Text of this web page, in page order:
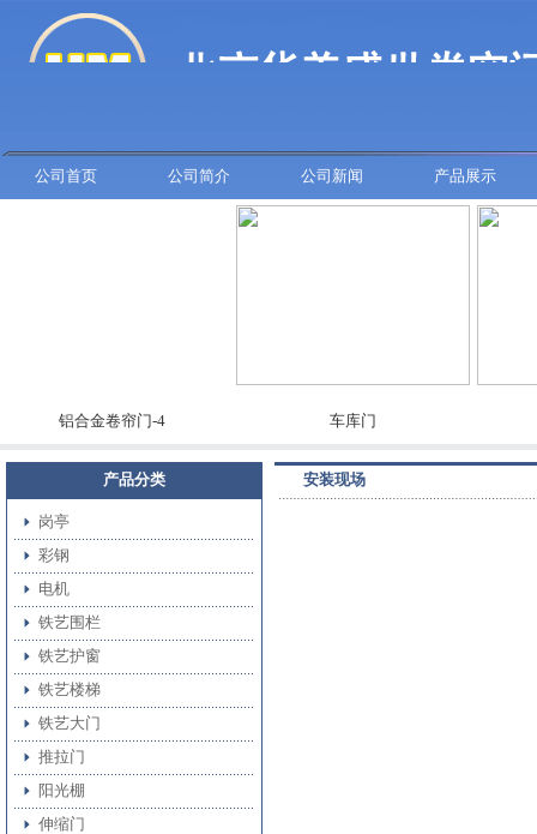
公司首页 公司简介 公司新闻 产品展示
铝合金卷帘门-4 车库门
产品分类
岗亭
彩钢
电机
铁艺围栏
铁艺护窗
铁艺楼梯
铁艺大门
推拉门
阳光棚
伸缩门
安装现场